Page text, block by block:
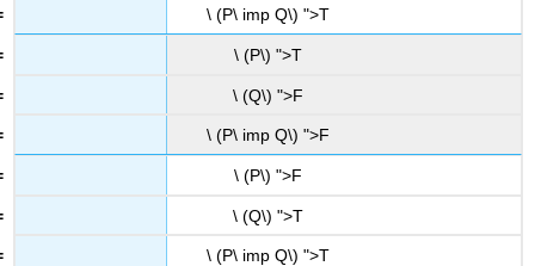
\ (P\ imp Q\) ">T
\ (P\) ">T
\ (Q\) ">F
\ (P\ imp Q\) ">F
\ (P\) ">F
\ (Q\) ">T
\ (P\ imp Q\) ">T